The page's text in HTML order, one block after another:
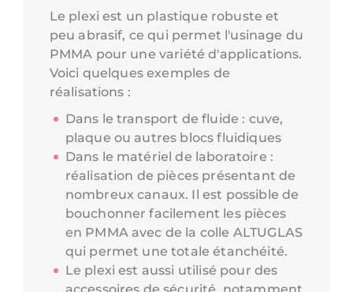
Le plexi est un plastique robuste et
peu abrasif, ce qui permet l'usinage du
PMMA pour une variété d'applications.
Voici quelques exemples de
réalisations :
Dans le transport de fluide : cuve,
plaque ou autres blocs fluidiques
Dans le matériel de laboratoire :
réalisation de pièces présentant de
nombreux canaux. Il est possible de
bouchonner facilement les pièces
en PMMA avec de la colle ALTUGLAS
qui permet une totale étanchéité.
Le plexi est aussi utilisé pour des